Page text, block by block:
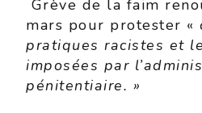
Grève de la faim
mars pour protester «
pratiques racistes et
imposées par
pénitentiaire. »